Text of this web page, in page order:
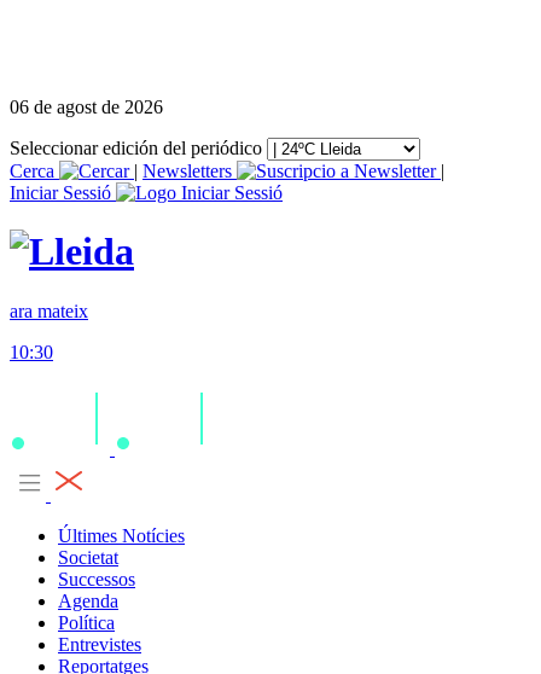
06 de agost de 2026
Seleccionar edición del periódico
Cerca
| Newsletters
|
Iniciar Sessió
ara mateix
10:30
Últimes Notícies
Societat
Successos
Agenda
Política
Entrevistes
Reportatges